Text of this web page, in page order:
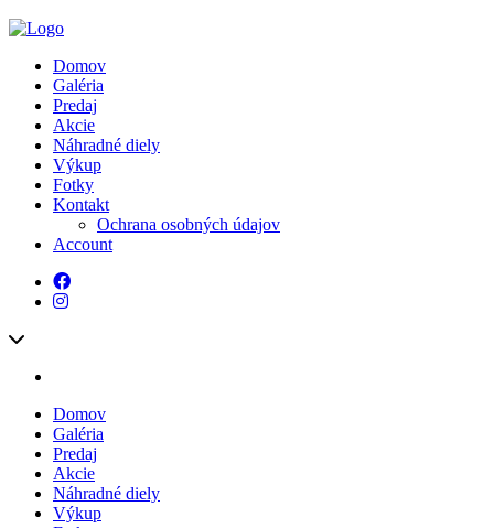
Domov
Galéria
Predaj
Akcie
Náhradné diely
Výkup
Fotky
Kontakt
Ochrana osobných údajov
Account
Domov
Galéria
Predaj
Akcie
Náhradné diely
Výkup